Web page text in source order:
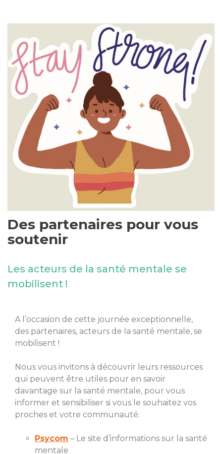
Des partenaires pour vous
soutenir
Les acteurs de la santé mentale se
mobilisent !
A l’occasion de cette journée exceptionnelle,
des partenaires, acteurs de la santé mentale, se
mobilisent !
Nous vous invitons à découvrir leurs ressources
qui peuvent être utiles pour en savoir
davantage sur la santé mentale, pour vous
informer et sensibiliser si vous le souhaitez vos
proches et votre communauté.
Psycom – Le site d’informations sur la santé
mentale